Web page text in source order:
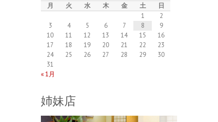
月 火 水 木 金 土
日
1
2
3
4 5 6 7 8
9
10
11 12 13 14 15
16
17
18 19 20 21 22
23
24
25 26 27 28 29
30
31
« 1月
姉妹店